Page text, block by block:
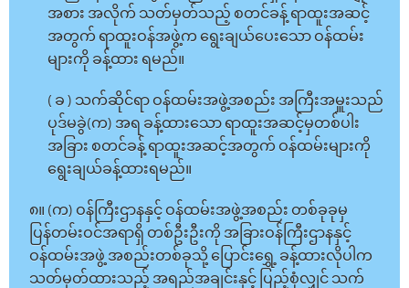
အစား အလိုက် သတ်မှတ်သည့် စတင်ခန့် ရာထူးအဆင့်
အတွက် ရာထူးဝန်အဖွဲ့က ရွေးချယ်ပေးသော ဝန်ထမ်း
များကို ခန့်ထား ရမည်။
( ခ ) သက်ဆိုင်ရာ ဝန်ထမ်းအဖွဲ့အစည်း အကြီးအမှူးသည်
ပုဒ်မခွဲ(က) အရ ခန့်ထားသော ရာထူးအဆင့်မှတစ်ပါး
အခြား စတင်ခန့် ရာထူးအဆင့်အတွက် ဝန်ထမ်းများကို
ရွေးချယ်ခန့်ထားရမည်။
၈။ (က) ဝန်ကြီးဌာနနှင့် ဝန်ထမ်းအဖွဲ့အစည်း တစ်ခုခုမှ
ပြန်တမ်းဝင်အရာရှိ တစ်ဦးဦးကို အခြားဝန်ကြီးဌာနနှင့်
ဝန်ထမ်းအဖွဲ့ အစည်းတစ်ခုသို့ ပြောင်းရွှေ့ ခန့်ထားလိုပါက
သတ်မှတ်ထားသည့် အရည်အချင်းနှင့် ပြည့်စုံလျှင် သက်